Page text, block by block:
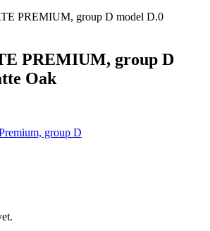
PREMIUM, group D
Oak
group D